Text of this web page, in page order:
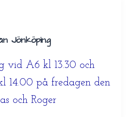
Jönköping
vid A6 kl 13.30 och
14.00 på fredagen den
och Roger